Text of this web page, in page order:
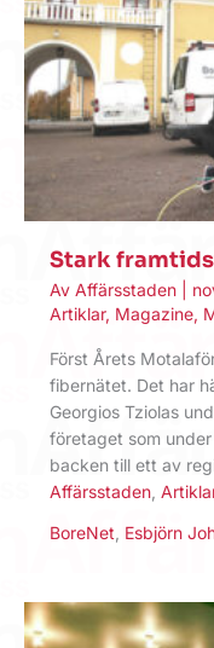
Stark
Av Affärsstaden
Artiklar, Magazine,
Först Årets
fibernätet. Det har
Georgios Tziolas
företaget som
backen till ett av
Affärsstaden
BoreNet Esbjörn